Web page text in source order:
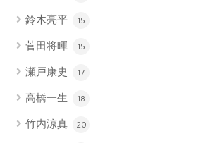
鈴木亮平 15
菅田将暉 15
瀬戸康史 17
高橋一生 18
竹内涼真 20